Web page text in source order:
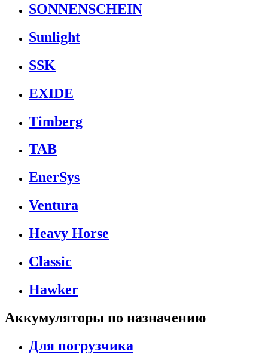
SONNENSCHEIN
Sunlight
SSK
EXIDE
Timberg
TAB
EnerSys
Ventura
Heavy Horse
Classic
Hawker
Аккумуляторы по назначению
Для погрузчика